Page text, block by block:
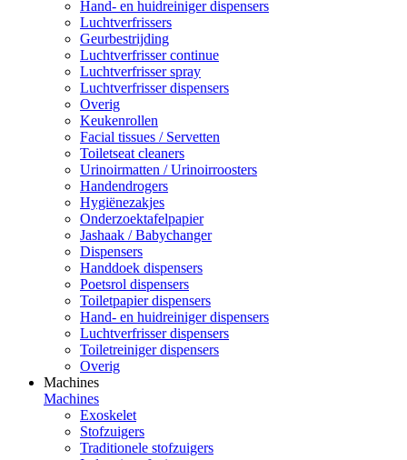
Hand- en huidreiniger dispensers
Luchtverfrissers
Geurbestrijding
Luchtverfrisser continue
Luchtverfrisser spray
Luchtverfrisser dispensers
Overig
Keukenrollen
Facial tissues / Servetten
Toiletseat cleaners
Urinoirmatten / Urinoirroosters
Handendrogers
Hygiënezakjes
Onderzoektafelpapier
Jashaak / Babychanger
Dispensers
Handdoek dispensers
Poetsrol dispensers
Toiletpapier dispensers
Hand- en huidreiniger dispensers
Luchtverfrisser dispensers
Toiletreiniger dispensers
Overig
Machines
Machines
Exoskelet
Stofzuigers
Traditionele stofzuigers